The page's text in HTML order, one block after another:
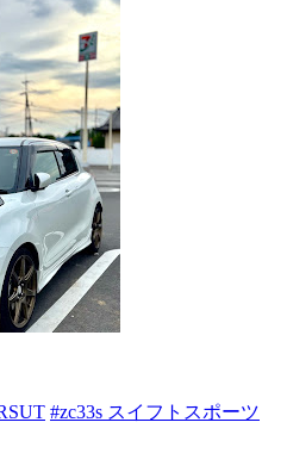
#zc33s スイフトスポーツ